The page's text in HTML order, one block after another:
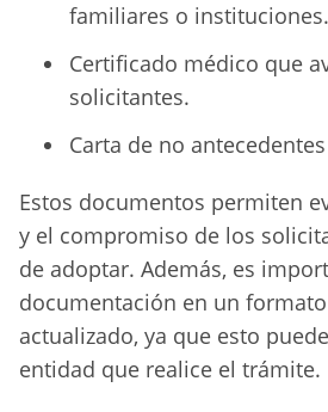
familiares o instituciones.
Certificado médico que
solicitantes.
Carta de no
Estos documentos permiten
y el compromiso de los
de adoptar. Además, es
documentación en un
actualizado, ya que esto
entidad que realice el trámite.